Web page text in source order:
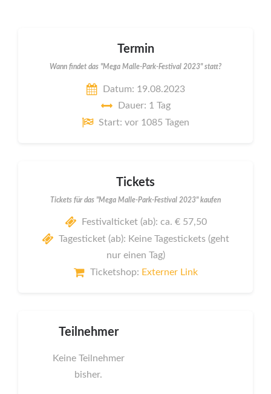
Termin
Wann findet das "Mega Malle-Park-Festival 2023" statt?
Datum: 19.08.2023
Dauer: 1 Tag
Start: vor 1085 Tagen
Tickets
Tickets für das "Mega Malle-Park-Festival 2023" kaufen
Festivalticket (ab): ca. € 57,50
Tagesticket (ab): Keine Tagestickets (geht
nur einen Tag)
Ticketshop: Externer Link
Teilnehmer
Keine Teilnehmer
bisher.